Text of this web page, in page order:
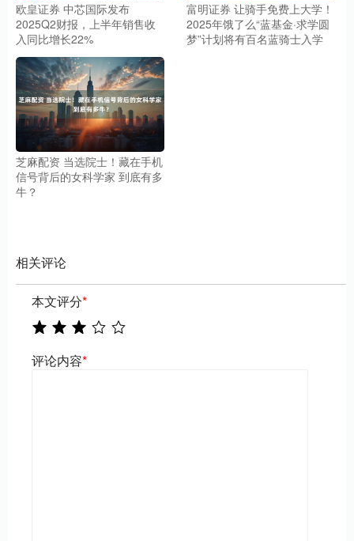
欧皇证券 中芯国际发布
2025Q2财报，上半年销售收
入同比增长22%
富明证券 让骑手免费上大学！
2025年饿了么“蓝基金·求学圆
梦”计划将有百名蓝骑士入学
芝麻配资 当选院士！藏在手机
信号背后的女科学家 到底有多
牛？
相关评论
本文评分*
评论内容*